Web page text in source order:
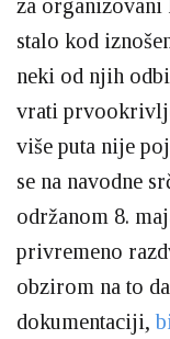
za
stalo kod
neki od njih
vrati
više puta nije
se na navodne
održanom 8.
privremeno
obzirom na to
dokumentaciji,